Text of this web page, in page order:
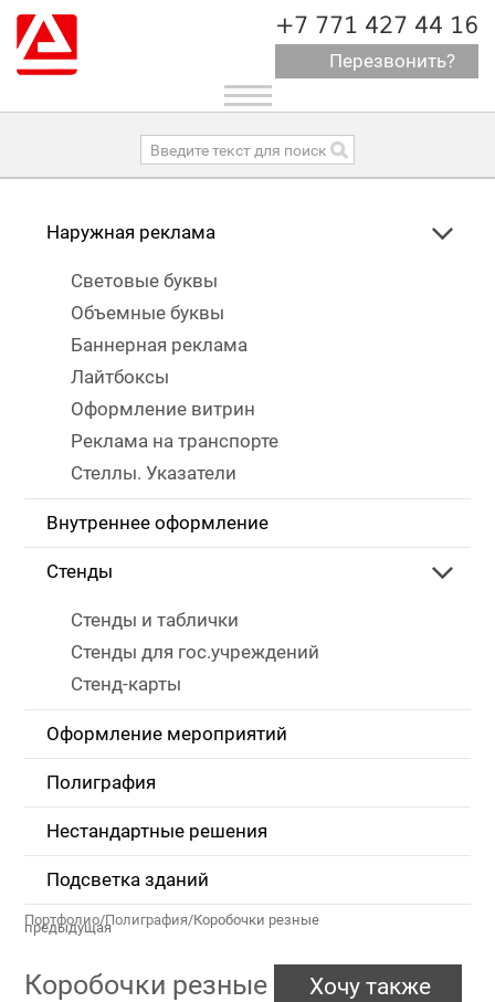
+7 771 427 44 16
Перезвонить?
Toggle
navigation
Наружная реклама
Световые буквы
Объемные буквы
Баннерная реклама
Лайтбоксы
Оформление витрин
Реклама на транспорте
Стеллы. Указатели
Внутреннее оформление
Стенды
Стенды и таблички
Стенды для гос.учреждений
Стенд-карты
Оформление мероприятий
Полиграфия
Нестандартные решения
Подсветка зданий
Портфолио/Полиграфия/Коробочки резные
Коробочки резные Хочу также
предыдущая